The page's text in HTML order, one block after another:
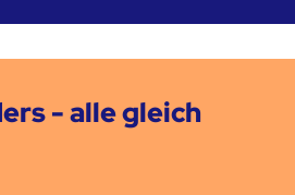
- alle gleich